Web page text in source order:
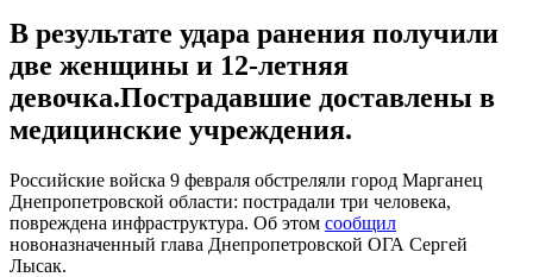
В результате удара ранения получили
две женщины и 12-летняя
девочка.Пострадавшие доставлены в
медицинские учреждения.
Российские войска 9 февраля обстреляли город Марганец
Днепропетровской области: пострадали три человека,
повреждена инфраструктура. Об этом сообщил
новоназначенный глава Днепропетровской ОГА Сергей
Лысак.